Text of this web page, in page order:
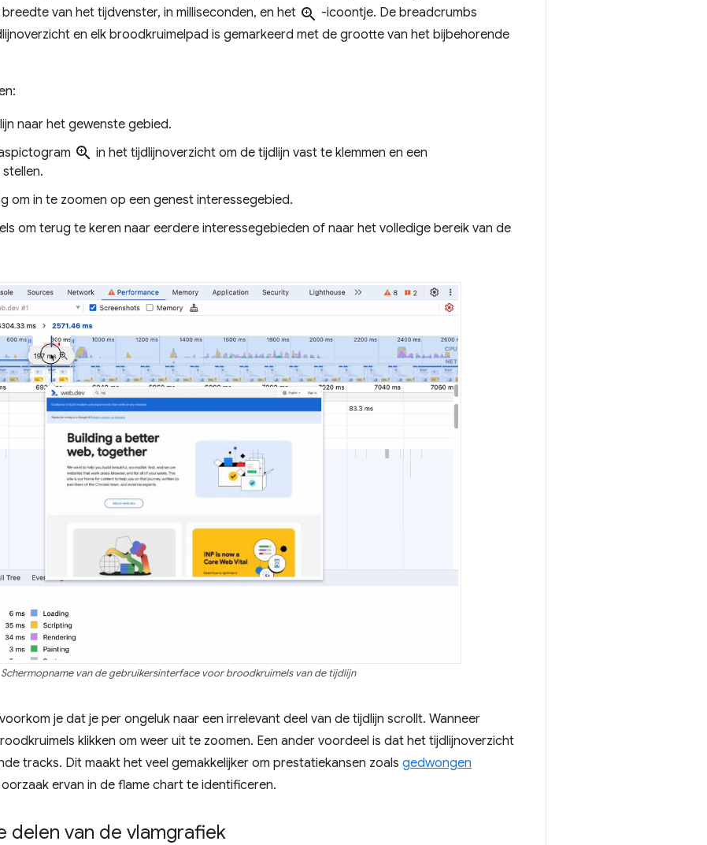
van het tijdvenster, in milliseconden, en het zoom_in -icoontje. De breadcrumbs
en elk broodkruimelpad is gemarkeerd met de grootte van het bijbehorende
naar het gewenste gebied.
zoom_in in het tijdlijnoverzicht om de tijdlijn vast te klemmen en een
om in te zoomen op een genest interessegebied.
om terug te keren naar eerdere interessegebieden of naar het volledige bereik van de
Schermopname van de gebruikersinterface voor broodkruimels van de tijdlijn
je dat je per ongeluk naar een irrelevant deel van de tijdlijn scrollt. Wanneer
klikken om weer uit te zoomen. Een ander voordeel is dat het tijdlijnoverzicht
tracks. Dit maakt het veel gemakkelijker om prestatiekansen zoals gedwongen
ervan in de flame chart te identificeren.
delen van de vlamgrafiek